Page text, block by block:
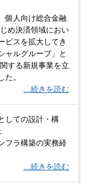
個人向け総合金融
め決済領域におい
ビスを拡大してき
ャルグループ」と
する新規事業を立
た。
…続きを読む
しての設計・構
フラ構築の実務経
…続きを読む